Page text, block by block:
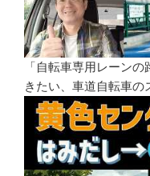
「自転車専用レーン
きたい、車道自転車の